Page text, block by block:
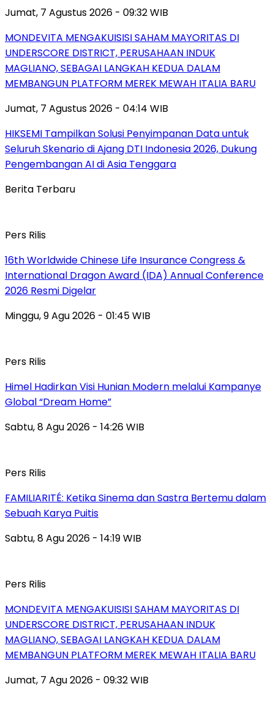
Jumat, 7 Agustus 2026 - 09:32 WIB
MONDEVITA MENGAKUISISI SAHAM MAYORITAS DI
UNDERSCORE DISTRICT, PERUSAHAAN INDUK
MAGLIANO, SEBAGAI LANGKAH KEDUA DALAM
MEMBANGUN PLATFORM MEREK MEWAH ITALIA BARU
Jumat, 7 Agustus 2026 - 04:14 WIB
HIKSEMI Tampilkan Solusi Penyimpanan Data untuk
Seluruh Skenario di Ajang DTI Indonesia 2026, Dukung
Pengembangan AI di Asia Tenggara
Berita Terbaru
Pers Rilis
16th Worldwide Chinese Life Insurance Congress &
International Dragon Award (IDA) Annual Conference
2026 Resmi Digelar
Minggu, 9 Agu 2026 - 01:45 WIB
Pers Rilis
Himel Hadirkan Visi Hunian Modern melalui Kampanye
Global “Dream Home”
Sabtu, 8 Agu 2026 - 14:26 WIB
Pers Rilis
FAMILIARITÉ: Ketika Sinema dan Sastra Bertemu dalam
Sebuah Karya Puitis
Sabtu, 8 Agu 2026 - 14:19 WIB
Pers Rilis
MONDEVITA MENGAKUISISI SAHAM MAYORITAS DI
UNDERSCORE DISTRICT, PERUSAHAAN INDUK
MAGLIANO, SEBAGAI LANGKAH KEDUA DALAM
MEMBANGUN PLATFORM MEREK MEWAH ITALIA BARU
Jumat, 7 Agu 2026 - 09:32 WIB